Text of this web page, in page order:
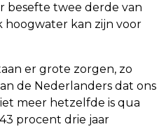
besefte twee derde van
hoogwater kan zijn voor
er grote zorgen, zo
de Nederlanders dat ons
meer hetzelfde is qua
procent drie jaar